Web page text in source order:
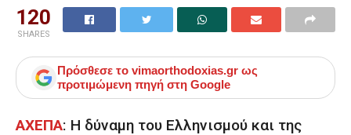
120
SHARES
Πρόσθεσε το vimaorthodoxias.gr ως
προτιμώμενη πηγή στη Google
ΑΧΕΠΑ: Η δύναμη του Ελληνισμού και της